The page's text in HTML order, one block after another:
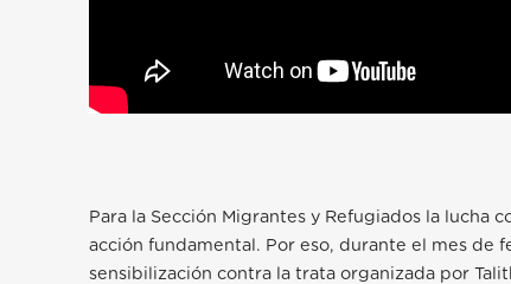
Para la Sección Migrantes y Refugiados la lucha
acción fundamental. Por eso, durante el mes de
sensibilización contra la trata organizada por